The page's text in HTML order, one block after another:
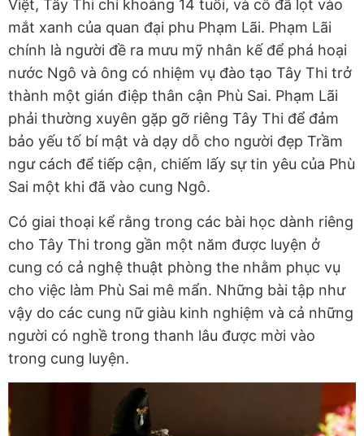
Việt, Tây Thi chỉ khoảng 14 tuổi, và cô đã lọt vào
mắt xanh của quan đại phu Phạm Lãi. Phạm Lãi
chính là người đề ra mưu mỹ nhân kế để phá hoại
nước Ngô và ông có nhiệm vụ đào tạo Tây Thi trở
thành một gián điệp thân cận Phù Sai. Phạm Lãi
phải thường xuyên gặp gỡ riêng Tây Thi để đảm
bảo yếu tố bí mật và dạy dỗ cho người đẹp Trầm
ngư cách để tiếp cận, chiếm lấy sự tin yêu của Phù
Sai một khi đã vào cung Ngô.
Có giai thoại kể rằng trong các bài học dành riêng
cho Tây Thi trong gần một năm được luyện ở
cung có cả nghệ thuật phòng the nhằm phục vụ
cho việc làm Phù Sai mê mẩn. Những bài tập như
vậy do các cung nữ giàu kinh nghiệm và cả những
người có nghề trong thanh lâu được mời vào
trong cung luyện.